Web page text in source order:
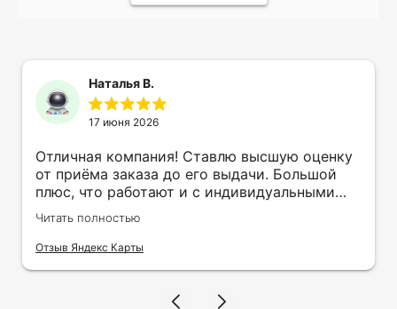
Наталья В.
17 июня 2026
Отличная компания! Ставлю высшую оценку
от приёма заказа до его выдачи. Большой
плюс, что работают и с индивидуальными
заказами. Нелбходимо было нанести принт
на кружку в подарок. Заказ был исполнен
оперативно и ооочень красиво, даже не
терпеливость, отвечала на все мои вопросы.
Читать полностью
Отзыв Яндекс Карты